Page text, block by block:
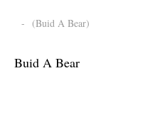
- (Buid A Bear)
Buid A Bear